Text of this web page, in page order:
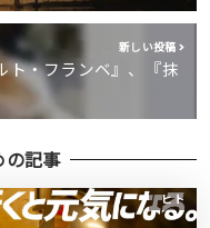
新しい投稿
ト・フランベ』、『抹
の記事
ヒト